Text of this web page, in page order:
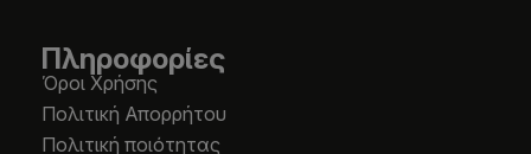
Πληροφορίες
Όροι Χρήσης
Πολιτική Απορρήτου
Πολιτική ποιότητας